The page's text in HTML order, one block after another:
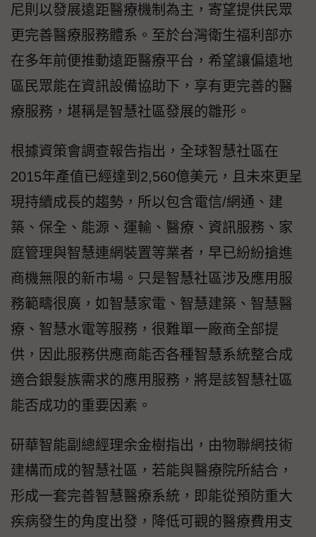
尼則以發展遠距醫療機制為主，寄望提供民眾
更完善醫療服務體系。至於台灣衛生福利部亦
在多年前便推動遠距醫療平台，希望讓偏遠地
區民眾能在資訊設備協助下，享有更完善的醫
療服務，堪稱是智慧社區發展的雛形。
根據資策會調查報告指出，全球智慧社區在
2015年產值已經達到2,560億美元，且未來更呈
現持續成長的趨勢，所以包含電信/網通、建
築、保全、能源、運輸、醫療、資訊服務、家
庭管理與智慧連網裝置等業者，早已紛紛搶進
商機無限的新市場。只是智慧社區涉及應用服
務範疇很廣，如智慧家電、智慧建築、智慧醫
療、智慧水電等服務，很難單一廠商全部提
供，因此服務供應商能否各種智慧系統整合成
適合銀髮族需求的應用服務，將是該智慧社區
能否成功的重要因素。
研華智能副總經理余金樹指出，由物聯網技術
建構而成的智慧社區，若能與醫療院所結合，
形成一套完善智慧醫療系統，即能從預防重大
疾病發生的角度出發，降低可觀的醫療費用支